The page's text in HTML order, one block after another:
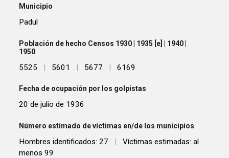
Municipio
Padul
Población de hecho Censos 1930 | 1935 [e] | 1940 |
1950
5525 | 5601 | 5677 | 6169
Fecha de ocupación por los golpistas
20 de julio de 1936
Número estimado de víctimas en/de los municipios
Hombres identificados: 27 |
Víctimas estimadas: al
menos 99